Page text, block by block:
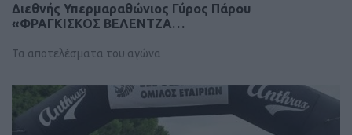
Διεθνής Υπερμαραθώνιος Γύρος Πάρου
«ΦΡΑΓΚΙΣΚΟΣ ΒΕΛΕΝΤΖΑ…
Τα αποτελέσματα του αγώνα